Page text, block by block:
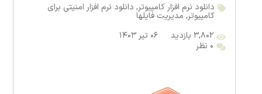
دانلود نرم افزار کامپیوتر, دانلود نرم افزار امنیتی برای
کامپیوتر,مدیریت فایلها
۳,۸۰۲ بازدید
۰۶ تیر ۱۴۰۳
۰ نظر